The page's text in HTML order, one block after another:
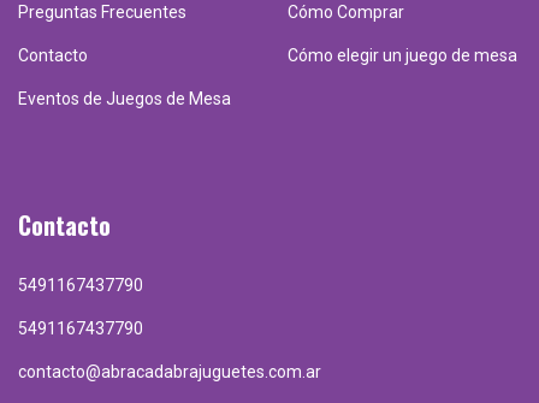
Preguntas Frecuentes Cómo Comprar
Contacto Cómo elegir un juego de mesa
Eventos de Juegos de Mesa
Contacto
5491167437790
5491167437790
contacto@abracadabrajuguetes.com.ar